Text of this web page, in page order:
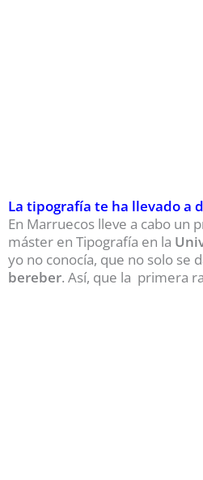
La tipografía te ha llevado a
En Marruecos lleve a cabo un
máster en Tipografía en la
yo no conocía, que no solo se
bereber. Así, que la primera